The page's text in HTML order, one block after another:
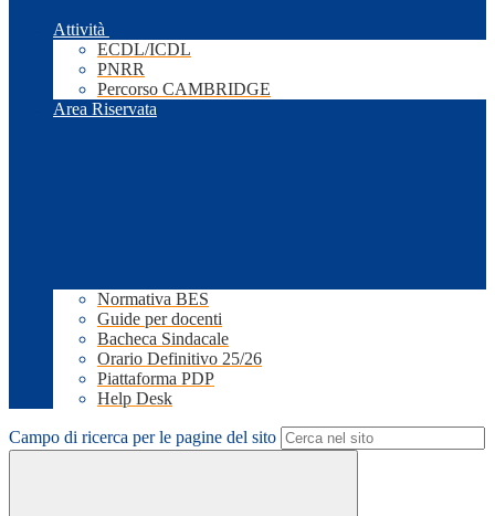
Attività
ECDL/ICDL
PNRR
Percorso CAMBRIDGE
Area Riservata
Normativa BES
Guide per docenti
Bacheca Sindacale
Orario Definitivo 25/26
Piattaforma PDP
Help Desk
Campo di ricerca per le pagine del sito